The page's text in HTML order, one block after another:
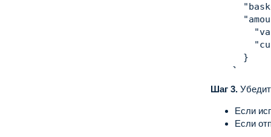
}
}
{
Шаг 3.
Если
Если